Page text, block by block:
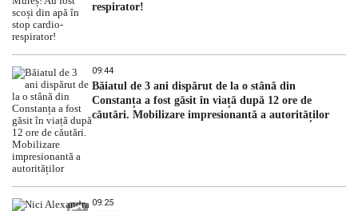
respirator!
09:44
Băiatul de 3 ani dispărut de la o stână din
Constanța a fost găsit în viață după 12 ore de
căutări. Mobilizare impresionantă a autorităților
09:25